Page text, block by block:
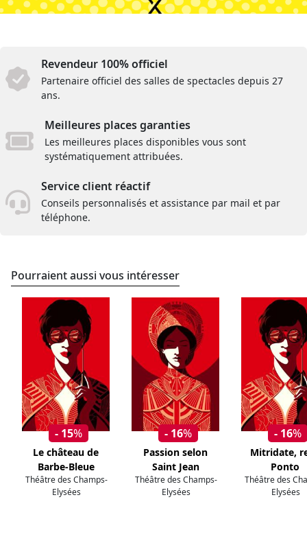
Revendeur 100% officiel
Partenaire officiel des salles de spectacles depuis 27
ans.
Meilleures places garanties
Les meilleures places disponibles vous sont
systématiquement attribuées.
Service client réactif
Conseils personnalisés et assistance par mail et par
téléphone.
Pourraient aussi vous intéresser
- 15%
Le château de
Barbe-Bleue
Théâtre des Champs-
Elysées
- 16%
Passion selon
Saint Jean
Théâtre des Champs-
Elysées
- 16%
Mitridate,
Ponto
Théâtre des
Elysées